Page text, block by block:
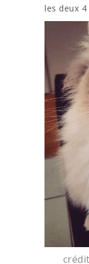
les deux 4